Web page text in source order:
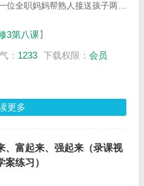
位全职妈妈帮熟人接送孩子两年
，受伤住院，她到底需不需要担
3第八课】
： 1233 下载权限： 会员
更多
、富起来、强起来（录课视
练习）